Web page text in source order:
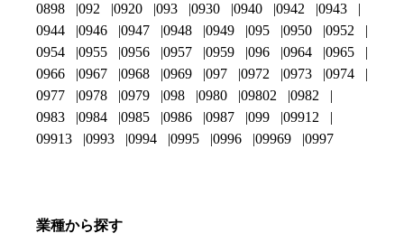
0898
092 0920 093 0930 0940 0942
0943
0944
0946 0947 0948 0949 095 0950
0952
0954
0955 0956 0957 0959 096 0964
0965
0966
0967 0968 0969 097 0972 0973
0974
0977
0978 0979 098 0980 09802
0982
0983
0984 0985 0986 0987 099
09912
09913
0993 0994 0995 0996 09969 0997
業種から探す